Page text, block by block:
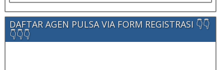
DAFTAR AGEN PULSA VIA FORM REGISTRASI 👇👇
👇👇👇